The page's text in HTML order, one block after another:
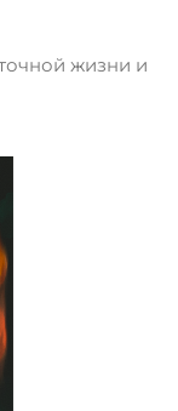
жизни и